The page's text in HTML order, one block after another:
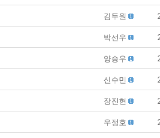
김두원
박선우
양승우
신수민
장진현
우정호